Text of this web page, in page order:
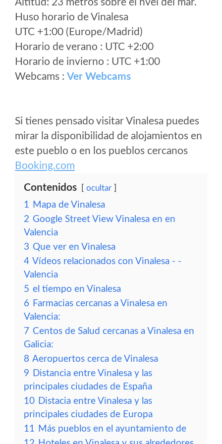
Altitud: 23 metros sobre el nvel del mar.
Huso horario de Vinalesa
UTC +1:00 (Europe/Madrid)
Horario de verano : UTC +2:00
Horario de invierno : UTC +1:00
Webcams : Ver Webcams
Si tienes pensado visitar Vinalesa puedes
mirar la disponibilidad de alojamientos en
este pueblo o en los pueblos cercanos
Booking.com
Contenidos ocultar
1 Mapa de Vinalesa
2 Google Street View Vinalesa en en
Valencia
3 Que ver en Vinalesa
4 Vídeos relacionados con Vinalesa - -
Valencia
5 el tiempo en Vinalesa
6 Farmacias cercanas a Vinalesa en
Valencia:
7 Centos de Salud cercanas a Vinalesa en
Galicia:
8 Aeropuertos cerca de Vinalesa
9 Distancia entre Vinalesa y las
principales ciudades de España
10 Distacia entre Vinalesa y las
principales ciudades de Europa
11 Más pueblos en el ayuntamiento de